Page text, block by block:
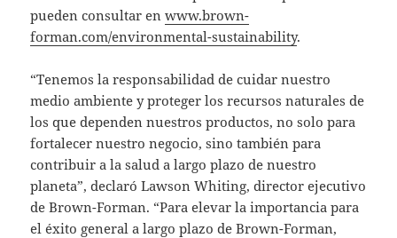
pueden consultar enwww.brown-
forman.com/environmental-sustainability.
“Tenemos la responsabilidad de cuidar nuestro
medio ambiente y proteger los recursos naturales de
los que dependen nuestros productos, no solo para
fortalecer nuestro negocio, sino también para
contribuir a la salud a largo plazo de nuestro
planeta”, declaró Lawson Whiting, director ejecutivo
de Brown-Forman. “Para elevar la importancia para
el éxito general a largo plazo de Brown-Forman,